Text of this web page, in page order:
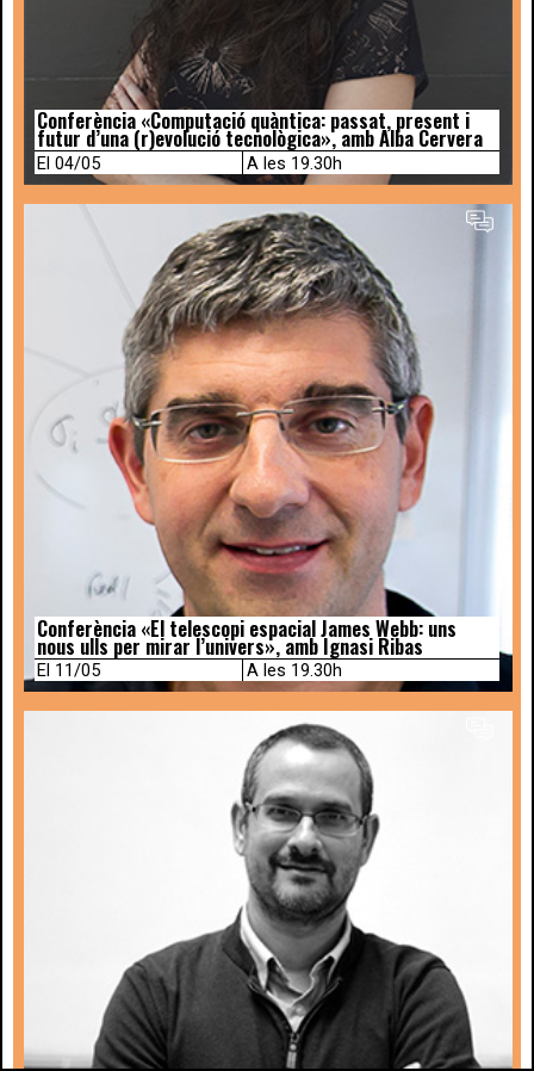
Conferència «Computació quàntica: passat, present i
futur d’una (r)evolució tecnològica», amb Alba Cervera
El 04/05 A les 19.30h
Conferència «El telescopi espacial James Webb: uns
nous ulls per mirar l’univers», amb Ignasi Ribas
El 11/05 A les 19.30h